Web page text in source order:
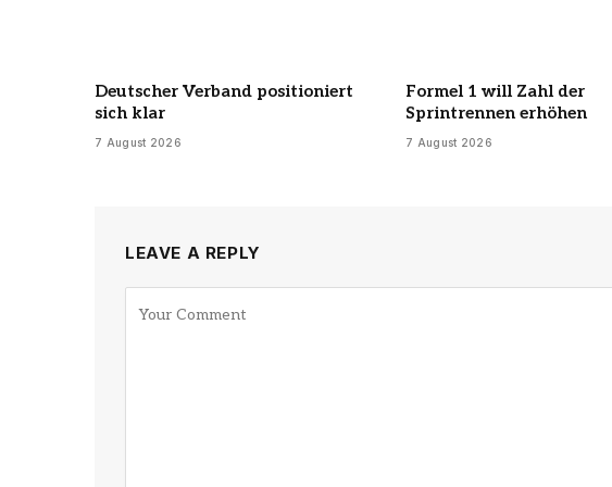
Deutscher Verband positioniert
sich klar
7 August 2026
Formel 1 will Zahl der
Sprintrennen erhöhen
7 August 2026
LEAVE A REPLY